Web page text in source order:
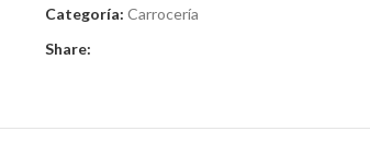
Categoría: Carrocería
Share: